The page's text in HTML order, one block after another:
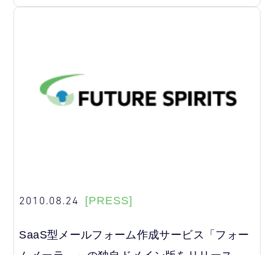
2010.08.24 [PRESS]
SaaS型メールフォーム作成サービス「フォー